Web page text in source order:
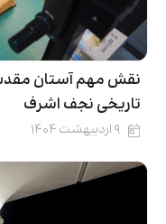
نقش‌ مهم آستان
تاریخی نجف اشرف
۹ اردیبهشت ۱۴۰۴